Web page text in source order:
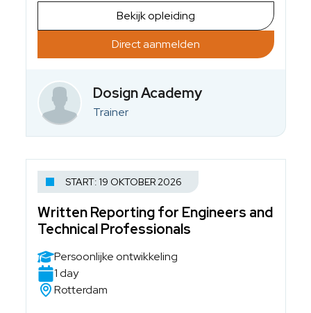
Bekijk opleiding
Direct aanmelden
Dosign Academy
Trainer
START: 19 OKTOBER 2026
Written Reporting for Engineers and
Technical Professionals
Persoonlijke ontwikkeling
1 day
Rotterdam